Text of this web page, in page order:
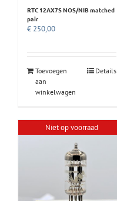
RTC 12AX7S NOS/NIB matched
pair
€ 250,00
Toevoegen
aan
winkelwagen
Details
Niet op voorraad